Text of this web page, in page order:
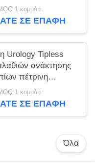
κομμάτι
ΣΕ ΕΠΑΦΉ
Urology Tipless
ανάκτησης
πέτρινη
κομμάτι
ΣΕ ΕΠΑΦΉ
Όλα